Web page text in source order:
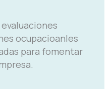
ocupacioanles
para fomentar